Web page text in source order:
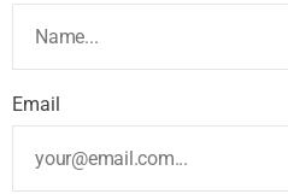
Email